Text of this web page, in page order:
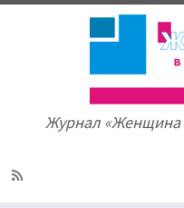
Журнал «Женщина